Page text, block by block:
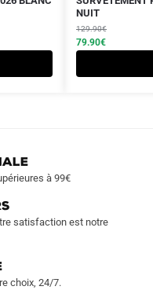
NUIT
129.90€
prix
initial
était :
79.90€
prix
actuel
est :
produit
a
plusieurs
variations.
page
à 99€
satisfaction est notre
choix, 24/7.